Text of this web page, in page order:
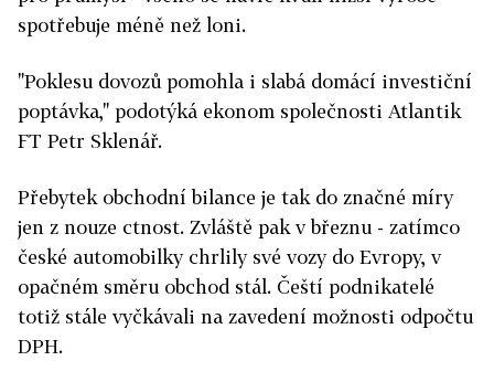
spotřebuje méně než loni.
"Poklesu dovozů pomohla i slabá domácí investiční
poptávka," podotýká ekonom společnosti Atlantik
FT Petr Sklenář.
Přebytek obchodní bilance je tak do značné míry
jen z nouze ctnost. Zvláště pak v březnu - zatímco
české automobilky chrlily své vozy do Evropy, v
opačném směru obchod stál. Čeští podnikatelé
totiž stále vyčkávali na zavedení možnosti odpočtu
DPH.